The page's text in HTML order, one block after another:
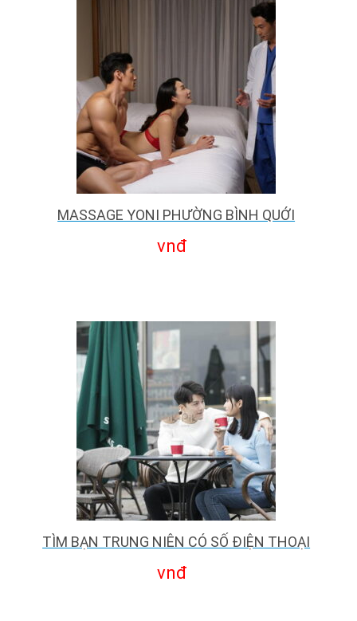
MASSAGE YONI PHƯỜNG BÌNH QUỚI
vnđ
TÌM BẠN TRUNG NIÊN CÓ SỐ ĐIỆN THOẠI
vnđ